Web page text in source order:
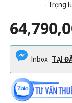
- Trọng
Inbox TẠI